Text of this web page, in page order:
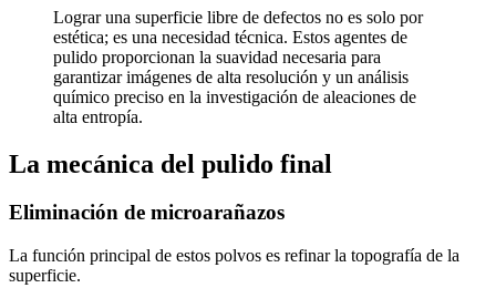
Lograr una superficie libre de defectos no es solo por
estética; es una necesidad técnica. Estos agentes de
pulido proporcionan la suavidad necesaria para
garantizar imágenes de alta resolución y un análisis
químico preciso en la investigación de aleaciones de
alta entropía.
La mecánica del pulido final
Eliminación de microarañazos
La función principal de estos polvos es refinar la topografía de la
superficie.